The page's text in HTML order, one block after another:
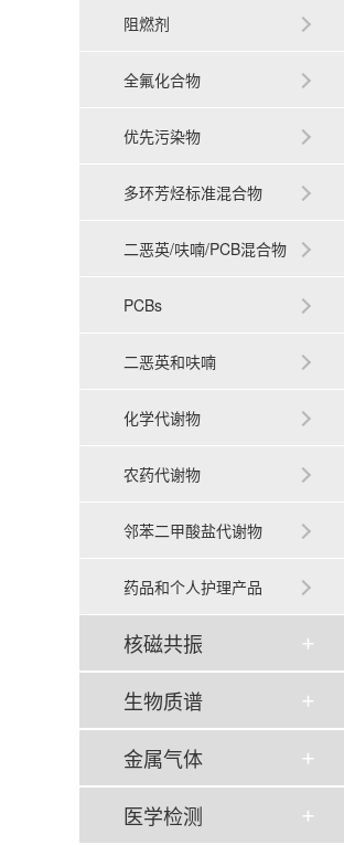
阻燃剂
全氟化合物
优先污染物
多环芳烃标准混合物
二恶英/呋喃/PCB混合物
PCBs
二恶英和呋喃
化学代谢物
农药代谢物
邻苯二甲酸盐代谢物
药品和个人护理产品
核磁共振
生物质谱
金属气体
医学检测